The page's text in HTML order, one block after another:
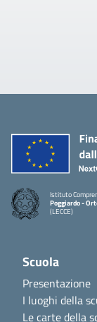
Istituto
Poggiardo -
(LECCE)
Scuola
Presentazione
I luoghi della
Le carte della